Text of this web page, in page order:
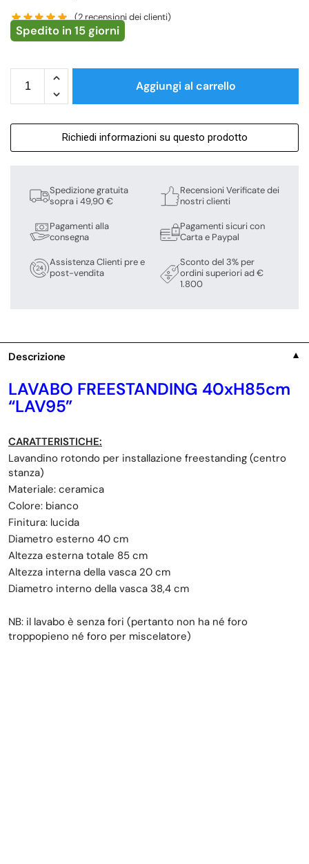
(2recensioni dei clienti)
Spedito in 15 giorni
Aggiungi al carrello
Richiedi informazioni su questo prodotto
Spedizione gratuita
sopra i 49,90 €
Pagamenti alla
consegna
Assistenza Clienti pre e
post-vendita
Recensioni Verificate dei
nostri clienti
Pagamenti sicuri con
Carta e Paypal
Sconto del 3% per
ordini superiori ad €
1.800
Descrizione ▼
LAVABO FREESTANDING 40xH85cm
“LAV95”
CARATTERISTICHE:
Lavandino rotondo per installazione freestanding (centro
stanza)
Materiale: ceramica
Colore: bianco
Finitura: lucida
Diametro esterno 40 cm
Altezza esterna totale 85 cm
Altezza interna della vasca 20 cm
Diametro interno della vasca 38,4 cm
NB: il lavabo è senza fori (pertanto non ha né foro
troppopieno né foro per miscelatore)